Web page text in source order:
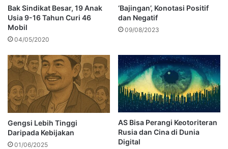
Bak Sindikat Besar, 19 Anak
Usia 9-16 Tahun Curi 46
Mobil
04/05/2020
‘Bajingan’, Konotasi Positif
dan Negatif
09/08/2023
Gengsi Lebih Tinggi
Daripada Kebijakan
01/06/2025
AS Bisa Perangi Keotoriteran
Rusia dan Cina di Dunia
Digital